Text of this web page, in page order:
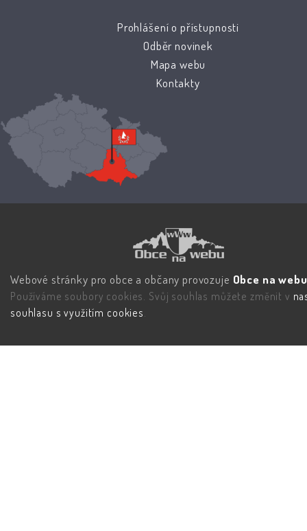
Prohlášení o přístupnosti
Odběr novinek
Mapa webu
Kontakty
Webové stránky pro obce a občany provozuje Obce na
Používáme soubory cookies. Svůj souhlas můžete změnit v
souhlasu s využitím cookies